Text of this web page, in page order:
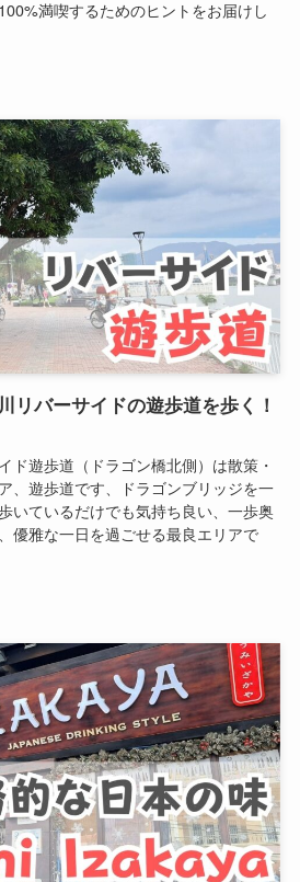
満喫するためのヒントをお届けし
リバーサイドの遊歩道を歩く！
ド遊歩道（ドラゴン橋北側）は散策・
、遊歩道です、ドラゴンブリッジを一
いているだけでも気持ち良い、一歩奥
優雅な一日を過ごせる最良エリアで